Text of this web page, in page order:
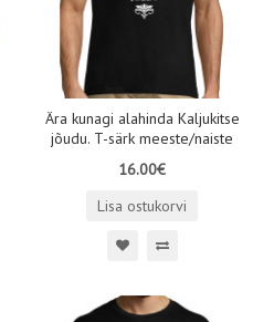
Ära kunagi alahinda Kaljukitse
jõudu. T-särk meeste/naiste
16.00€
Lisa ostukorvi